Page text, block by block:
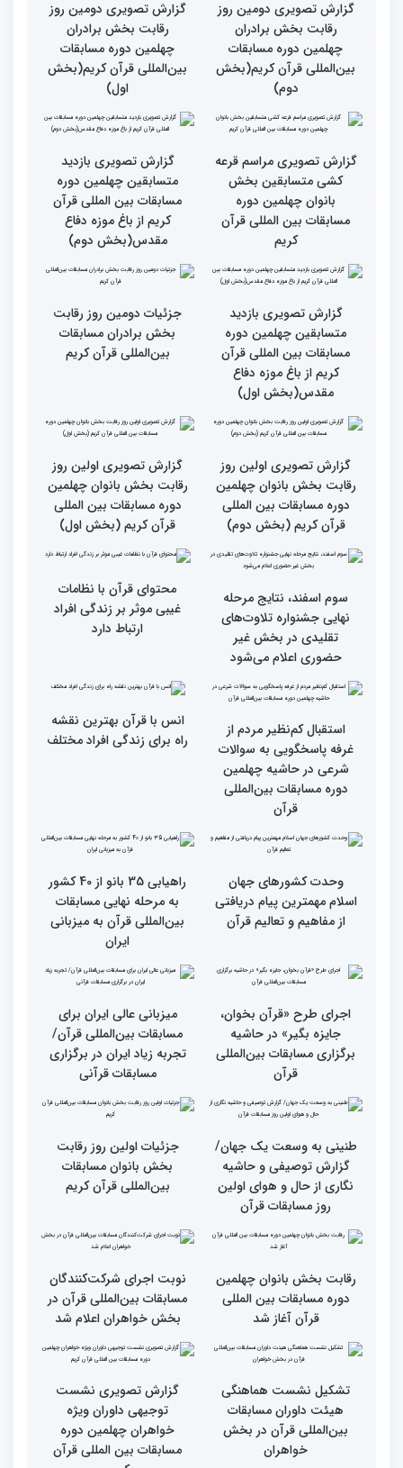
برگزار شد
استقبال بی‌نظیر کودکان و
نوجوانان/ نگاهی به حواشی
دومین روز مسابقات جهانی
قرآن به میزبانی ایران
رقابت بخش برادران
چهلمین دوره مسابقات
بین‌المللی قرآن کریم(بخش
دوم)
رقابت بخش برادران
چهلمین دوره مسابقات
بین‌المللی قرآن کریم(بخش
اول)
کشی متسابقین بخش
بانوان چهلمین دوره
مسابقات بین المللی قرآن
کریم
متسابقین چهلمین دوره
مسابقات بین المللی قرآن
کریم از باغ موزه دفاع
متسابقین چهلمین دوره
مسابقات بین المللی قرآن
کریم از باغ موزه دفاع
مقدس(بخش اول)
بخش برادران مسابقات
بین‌المللی قرآن کریم
گزارش تصویری اولین روز
رقابت بخش بانوان چهلمین
دوره مسابقات بین المللی
قرآن کریم (بخش دوم)
گزارش تصویری اولین روز
رقابت بخش بانوان چهلمین
دوره مسابقات بین المللی
سوم اسفند، نتایج مرحله
نهایی جشنواره تلاوت‌های
تقلیدی در بخش غیر
حضوری اعلام می‌شود
محتوای قرآن با نظامات
غیبی موثر بر زندگی افراد
غرفه پاسخگویی به سوالات
شرعی در حاشیه چهلمین
دوره مسابقات بین‌المللی
انس با قرآن بهترین نقشه
راه برای زندگی افراد مختلف
وحدت کشورهای جهان
اسلام مهمترین پیام دریافتی
از مفاهیم و تعالیم قرآن
راهیابی 35 بانو از 40 کشور
به مرحله نهایی مسابقات
بین‌المللی قرآن به میزبانی
ایران
اجرای طرح «قرآن بخوان،
جایزه بگیر» در حاشیه
برگزاری مسابقات بین‌المللی
قرآن
میزبانی عالی ایران برای
مسابقات بین‌المللی قرآن/
تجربه زیاد ایران در برگزاری
طنینی به وسعت یک جهان/
گزارش توصیفی و حاشیه
نگاری از حال و هوای اولین
روز مسابقات قرآن
جزئیات اولین روز رقابت
بخش بانوان مسابقات
بین‌المللی قرآن کریم
رقابت بخش بانوان چهلمین
دوره مسابقات بین المللی
قرآن آغاز شد
نوبت اجرای شرکت‌کنندگان
مسابقات بین‌المللی قرآن در
بخش خواهران اعلام شد